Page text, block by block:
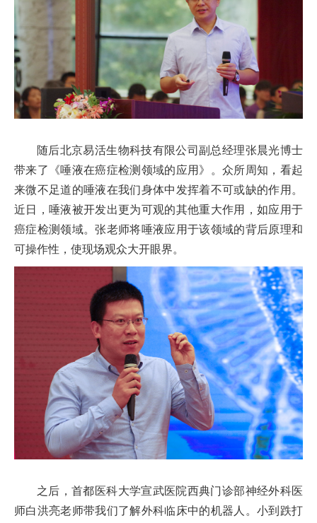
随后北京易活生物科技有限公司副总经理张晨光博士
带来了《唾液在癌症检测领域的应用》。众所周知，看起
来微不足道的唾液在我们身体中发挥着不可或缺的作用。
近日，唾液被开发出更为可观的其他重大作用，如应用于
癌症检测领域。张老师将唾液应用于该领域的背后原理和
可操作性，使现场观众大开眼界。
之后，首都医科大学宣武医院西典门诊部神经外科医
师白洪亮老师带我们了解外科临床中的机器人。小到跌打